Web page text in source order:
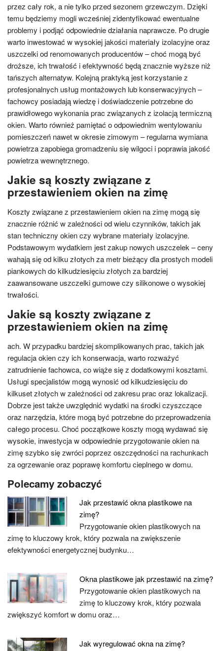
przez cały rok, a nie tylko przed sezonem grzewczym. Dzięki
temu będziemy mogli wcześniej zidentyfikować ewentualne
problemy i podjąć odpowiednie działania naprawcze. Po drugie
warto inwestować w wysokiej jakości materiały izolacyjne oraz
uszczelki od renomowanych producentów – choć mogą być
droższe, ich trwałość i efektywność będą znacznie wyższe niż
tańszych alternatyw. Kolejną praktyką jest korzystanie z
profesjonalnych usług montażowych lub konserwacyjnych –
fachowcy posiadają wiedzę i doświadczenie potrzebne do
prawidłowego wykonania prac związanych z izolacją termiczną
okien. Warto również pamiętać o odpowiednim wentylowaniu
pomieszczeń nawet w okresie zimowym – regularna wymiana
powietrza zapobiega gromadzeniu się wilgoci i poprawia jakość
powietrza wewnętrznego.
Jakie są koszty związane z
przestawieniem okien na zimę
Koszty związane z przestawieniem okien na zimę mogą się
znacznie różnić w zależności od wielu czynników, takich jak
stan techniczny okien czy wybrane materiały izolacyjne.
Podstawowym wydatkiem jest zakup nowych uszczelek – ceny
wahają się od kilku złotych za metr bieżący dla prostych modeli
piankowych do kilkudziesięciu złotych za bardziej
zaawansowane uszczelki gumowe czy silikonowe o wysokiej
trwałości.
Jakie są koszty związane z
przestawieniem okien na zimę
ach. W przypadku bardziej skomplikowanych prac, takich jak
regulacja okien czy ich konserwacja, warto rozważyć
zatrudnienie fachowca, co wiąże się z dodatkowymi kosztami.
Usługi specjalistów mogą wynosić od kilkudziesięciu do
kilkuset złotych w zależności od zakresu prac oraz lokalizacji.
Dobrze jest także uwzględnić wydatki na środki czyszczące
oraz narzędzia, które mogą być potrzebne do przeprowadzenia
całego procesu. Choć początkowe koszty mogą wydawać się
wysokie, inwestycja w odpowiednie przygotowanie okien na
zimę szybko się zwróci poprzez oszczędności na rachunkach
za ogrzewanie oraz poprawę komfortu cieplnego w domu.
Polecamy zobaczyć
Jak przestawić okna plastikowe na
zimę?
Przygotowanie okien plastikowych na
zimę to kluczowy krok, który pozwala na zwiększenie
efektywności energetycznej budynku…
Okna plastikowe jak przestawić na zimę?
Przygotowanie okien plastikowych na
zimę to kluczowy krok, który pozwala
zwiększyć komfort w domu oraz…
Jak wyregulować okna na zimę?